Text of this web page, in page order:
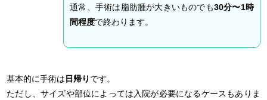
通常、手術は脂肪腫が大きいものでも30分〜1時
間程度で終わります。
基本的に手術は 日帰り です。
ただし、サイズや部位によっては入院が必要になるケースもありま